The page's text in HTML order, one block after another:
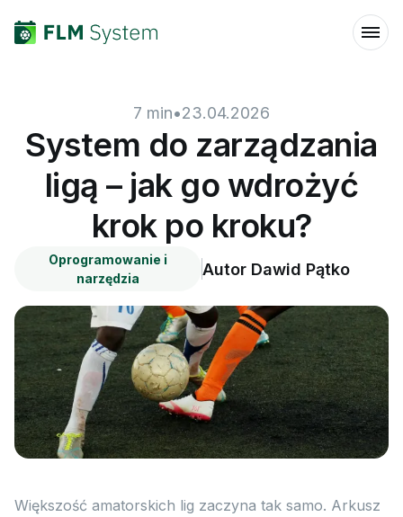
7 min•23.04.2026
System do zarządzania
ligą – jak go wdrożyć
krok po kroku?
Oprogramowanie i
narzędzia
Autor Dawid Pątko
Większość amatorskich lig zaczyna tak samo. Arkusz